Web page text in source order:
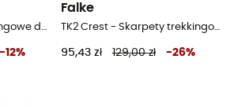
TK5 - Skarpety trekkingowe damskie
-12%
Falke
TK2 Crest - Skarpety trekkingowe meskie
95,43 zł 129,00 zł -26%